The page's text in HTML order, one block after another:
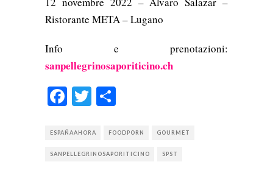
Ristorante META – Lugano
Info e prenotazioni:
sanpellegrinosaporiticino.ch
Facebook
Twitter
ESPAÑAAHORA FOODPORN GOURMET
SANPELLEGRINOSAPORITICINO SPST